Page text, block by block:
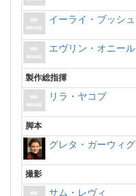
イーライ・ブッシュ
エヴリン・オニール
製作総指揮
リラ・ヤコブ
脚本
グレタ・ガーウィグ
撮影
サム・レヴィ